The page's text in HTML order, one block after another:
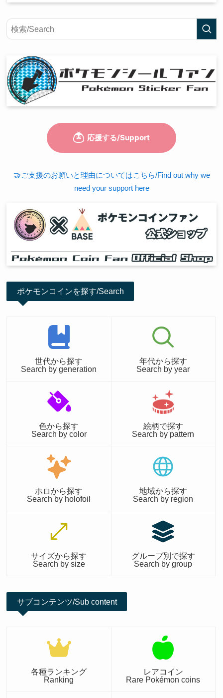
🤝ご支援のお願いと理由についてはこちら/Find out why we
need your support here
ポケモンコインを探す/Search
世代から探す
Search by generation
年代から探す
Search by year
色から探す
Search by color
絵柄で探す
Search by pattern
ホロから探す
Search by holofoil
地域から探す
Search by region
サイズから探す
Search by size
グループ別で探す
Search by group
サブコンテンツ/Sub content
各種ランキング
Ranking
レアコイン
Rare Pokémon coins